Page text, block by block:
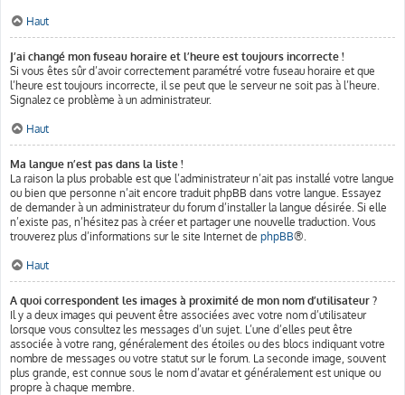
Haut
J’ai changé mon fuseau horaire et l’heure est toujours incorrecte !
Si vous êtes sûr d’avoir correctement paramétré votre fuseau horaire et que
l’heure est toujours incorrecte, il se peut que le serveur ne soit pas à l’heure.
Signalez ce problème à un administrateur.
Haut
Ma langue n’est pas dans la liste !
La raison la plus probable est que l’administrateur n’ait pas installé votre langue
ou bien que personne n’ait encore traduit phpBB dans votre langue. Essayez
de demander à un administrateur du forum d’installer la langue désirée. Si elle
n’existe pas, n’hésitez pas à créer et partager une nouvelle traduction. Vous
trouverez plus d’informations sur le site Internet de phpBB®.
Haut
A quoi correspondent les images à proximité de mon nom d’utilisateur ?
Il y a deux images qui peuvent être associées avec votre nom d’utilisateur
lorsque vous consultez les messages d’un sujet. L’une d’elles peut être
associée à votre rang, généralement des étoiles ou des blocs indiquant votre
nombre de messages ou votre statut sur le forum. La seconde image, souvent
plus grande, est connue sous le nom d’avatar et généralement est unique ou
propre à chaque membre.